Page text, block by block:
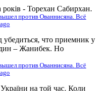
років - Торехан Сабирхан.
против Ованнисяна. Всё
что приемник у
– Жанибек. Но
против Ованнисяна. Всё
на той час. Коли